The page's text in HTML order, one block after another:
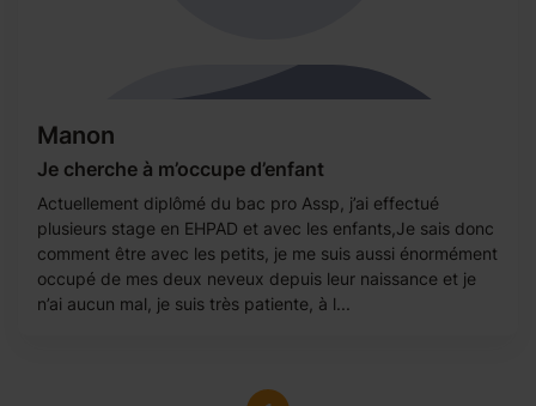
Manon
Je cherche à m’occupe d’enfant
Actuellement diplômé du bac pro Assp, j’ai effectué
plusieurs stage en EHPAD et avec les enfants,Je sais donc
comment être avec les petits, je me suis aussi énormément
occupé de mes deux neveux depuis leur naissance et je
n’ai aucun mal, je suis très patiente, à l...